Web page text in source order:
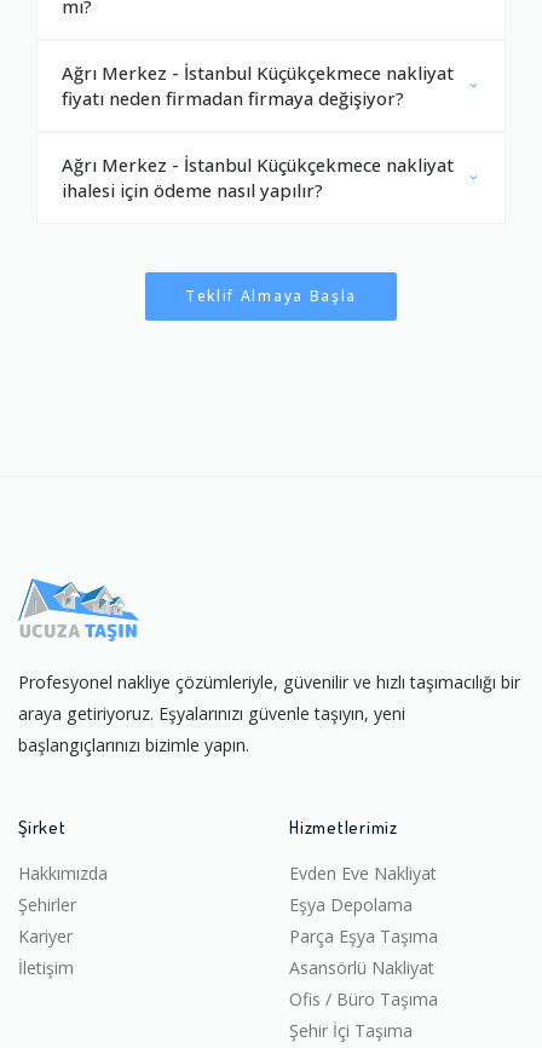
mı?
Ağrı Merkez - İstanbul Küçükçekmece nakliyat
fiyatı neden firmadan firmaya değişiyor?
Ağrı Merkez - İstanbul Küçükçekmece nakliyat
ihalesi için ödeme nasıl yapılır?
Teklif Almaya Başla
Profesyonel nakliye çözümleriyle, güvenilir ve hızlı taşımacılığı bir
araya getiriyoruz. Eşyalarınızı güvenle taşıyın, yeni
başlangıçlarınızı bizimle yapın.
Şirket
Hakkımızda
Şehirler
Kariyer
İletişim
Hizmetlerimiz
Evden Eve Nakliyat
Eşya Depolama
Parça Eşya Taşıma
Asansörlü Nakliyat
Ofis / Büro Taşıma
Şehir İçi Taşıma